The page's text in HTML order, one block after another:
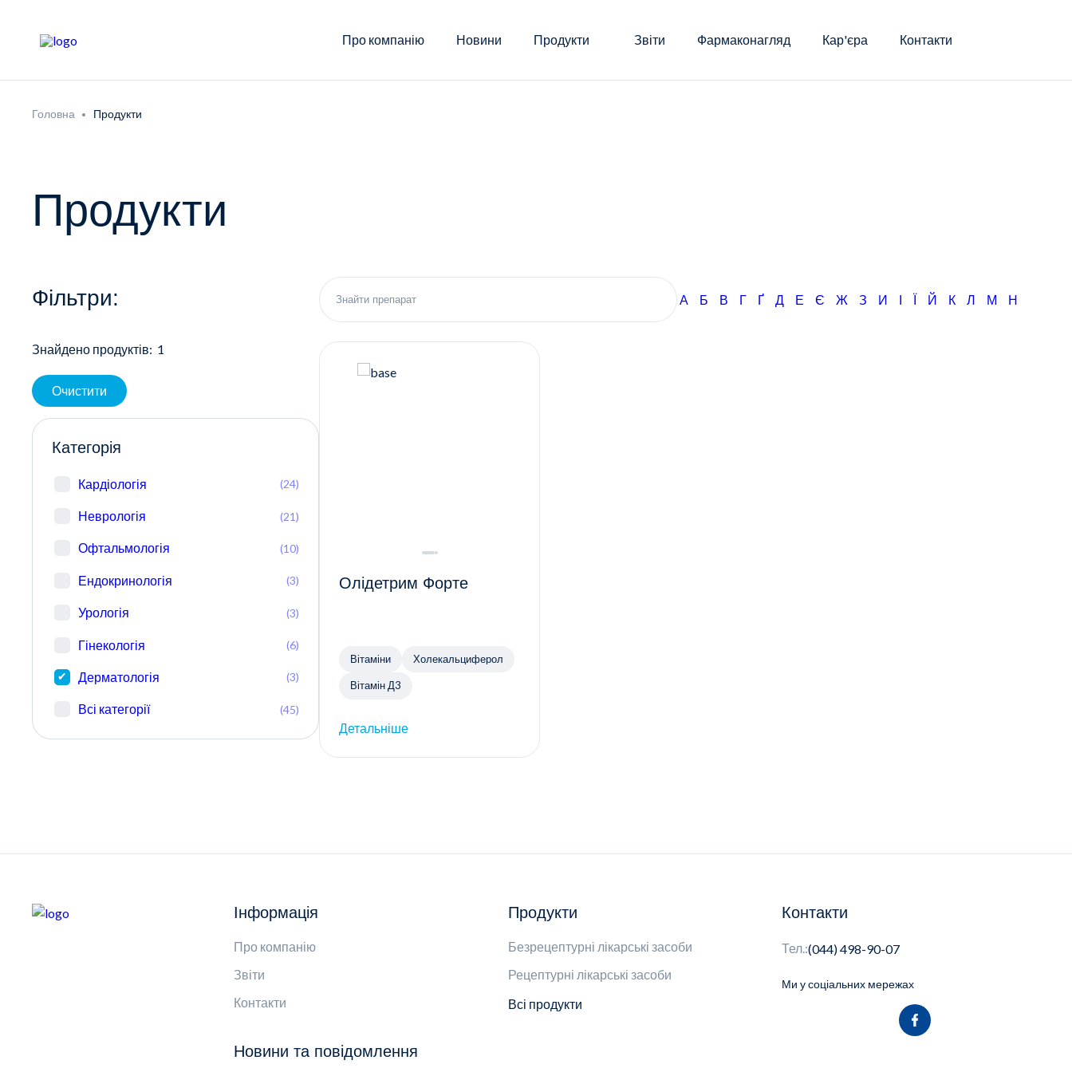
Про компанію Новини Продукти Звіти Фармаконагляд Кар'єра Контакти
Головна Продукти
Продукти
Фільтри:
Знайдено продуктів: 1
Очистити
Категорія
Кардіологія (24)
Неврологія (21)
Офтальмологія (10)
Ендокринологія (3)
Урологія (3)
Гінекологія (6)
Дерматологія (3)
Всі категорії (45)
А Б В Г Ґ Д Е Є Ж З И І Ї Й К Л М Н
Олідетрим Форте
Вітаміни Холекальциферол
Вітамін Д3
Детальніше
Інформація
Про компанію
Звіти
Контакти
Продукти
Безрецептурні лікарські засоби
Рецептурні лікарські засоби
Всі продукти
Контакти
Тел.:(044) 498-90-07
Ми у соціальних мережах
Новини та повідомлення